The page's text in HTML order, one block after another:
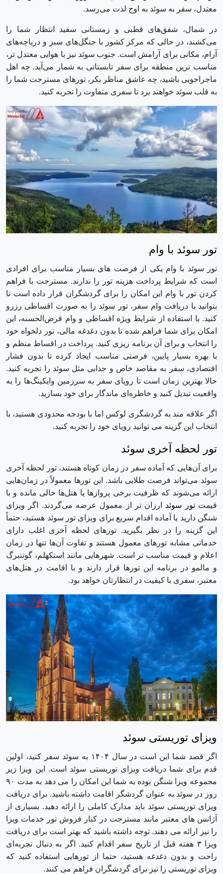
معتدل، سفر به سوئد به اوج لذت می‌رسد.
در شمال، شفق‌های قطبی و زمستانی سفید انتظار شما را
می‌کشند، در حالی‌ که مرکز کشور با جنگل‌های سبز و دریاچه‌های
آرام، مکانی برای آرامش است. جنوب سوئد نیز با هوایی معتدل ‌تر،
مناسب ‌ترین منطقه برای سفر تابستانی به ‌شمار می‌آید. چه اهل
ماجراجویی باشید، چه عاشق مناظر بکر، تورهای مسترجت شما را
به قلب سوئد خواهند برد تا سفری متفاوت را تجربه کنید.
تور سوئد با وام
تور سوئد با وام یکی از فرصت های بسیار مناسب برای افرادی
است که شرایط پرداخت هزینه تور را ندارند. مسترجت با فراهم
کردن تور با وام این امکان را برای گردشگران قرار داده است تا
بتوانید با دریافت وام سفر، تور سوئد را به ‌صورت اقساطی رزرو
کنید. با استفاده از شرایط ویژه اقساطی و وام قرض‌الحسنه، این
امکان برای شما فراهم شده تا بدون دغدغه مالی، تور دلخواه خود
را انتخاب و برای آن برنامه‌ ریزی کنید. پرداخت در اقساط منظم و
با بهره بسیار پایین، فرصتی مناسب ایجاد کرده تا بدون فشار
اقتصادی، سفر به مقاصد خاص و جذابی مثل سوئد را تجربه کنید.
حالا بهترین زمان است تا رویای سفر به سرزمین وایکینگ‌ها را به
واقعیت تبدیل کنید و خاطره‌ای ماندگار برای خود بسازید.
اگر علاقه‌ مند به گردشگری لوکس اما با بودجه محدودی هستید، با
انتخاب این گزینه می توانید رویای خود را تجربه کنید.
تور لحظه آخری سوئد
برای آن‌هایی که آماده سفر در زمان کوتاه هستند، تور لحظه آخری
سوئد می‌تواند فرصت طلایی باشد. این تورها معمولاً در زمان‌هایی
ارائه می‌شوند که ظرفیت برخی پروازها یا هتل‌ها خالی مانده و با
قیمتتور سوئد ارزان ‌تر از معمول عرضه می‌گردند. اگر ویزای
شنگن دارید یا آماده اقدام سریع برای ویزای تور سوئد هستید، حتماً
این گزینه را در نظر بگیرید. تورهای لحظه آخری اغلب دارای
خدماتی مشابه تورهای معمول هستند و تفاوت آن‌ها تنها در زمان
اعلام و قیمت مناسب ‌تر است. شهرهایی مانند استکهلم، گوتنبرگ
و مالمو در برنامه این تورها قرار دارند و با اقامت در هتل‌های
معتبر، سفری با کیفیت در انتظارتان خواهد بود.
ویزای توریستی سوئد
اگر قصد شما این است در سال ۱۴۰۴ به سوئد سفر کنید، اولین
قدم برای شما دریافت ویزای توریستی سوئد است. این ویزا زیر
مجموعه ویزا شنگن بوده به شما این امکان را می دهد به مدت ۹۰
روز در سوئد به عنوان گردشگر اقامت داشته باشید. برای دریافت
ویزای توریستی سوئد باید مدارک کاملی را ارائه دهید. بسیاری از
آژانس های معتبر مانند مسترجت در کنار فروش تور خدمات ویزا
را نیز ارائه می دهند. توجه داشته باشید که بهتر است برای دریافت
ویزا ۳ هفته قبل از تاریخ سفر اقدام کنید. اگر به دنبال تجربه‌ای
راحت و بدون دغدغه هستید، حتما از تورهایی استفاده کنید که
ویزای توریستی را نیز برای گردشگران فراهم می کنند.